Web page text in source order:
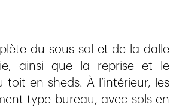
du sous-sol et de la dalle
ainsi que la reprise et le
en sheds. À l’intérieur, les
type bureau, avec sols en